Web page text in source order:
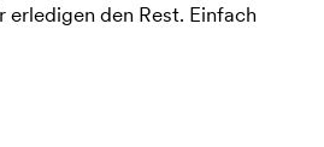
erledigen den Rest. Einfach